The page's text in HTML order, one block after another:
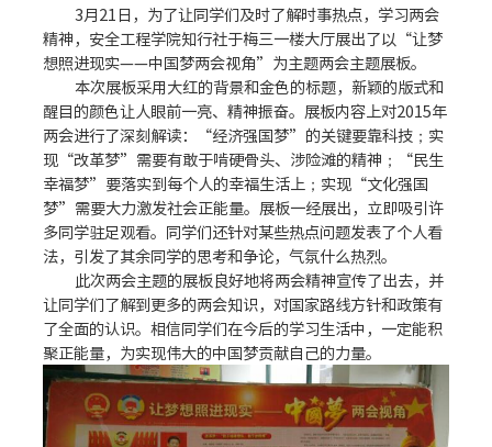
3月21日，为了让同学们及时了解时事热点，学习两会
精神，安全工程学院知行社于梅三一楼大厅展出了以“让梦
想照进现实——中国梦两会视角”为主题两会主题展板。
本次展板采用大红的背景和金色的标题，新颖的版式和
醒目的颜色让人眼前一亮、精神振奋。展板内容上对2015年
两会进行了深刻解读：“经济强国梦”的关键要靠科技；实
现“改革梦”需要有敢于啃硬骨头、涉险滩的精神；“民生
幸福梦”要落实到每个人的幸福生活上；实现“文化强国
梦”需要大力激发社会正能量。展板一经展出，立即吸引许
多同学驻足观看。同学们还针对某些热点问题发表了个人看
法，引发了其余同学的思考和争论，气氛什么热烈。
此次两会主题的展板良好地将两会精神宣传了出去，并
让同学们了解到更多的两会知识，对国家路线方针和政策有
了全面的认识。相信同学们在今后的学习生活中，一定能积
聚正能量，为实现伟大的中国梦贡献自己的力量。